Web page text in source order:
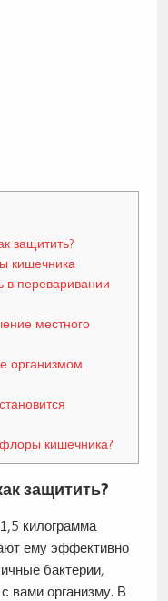
защитить?
кишечника
переваривании
местного
организмом
кишечника?
защитить?
килограмма
ему эффективно
бактерии,
вами организму. В